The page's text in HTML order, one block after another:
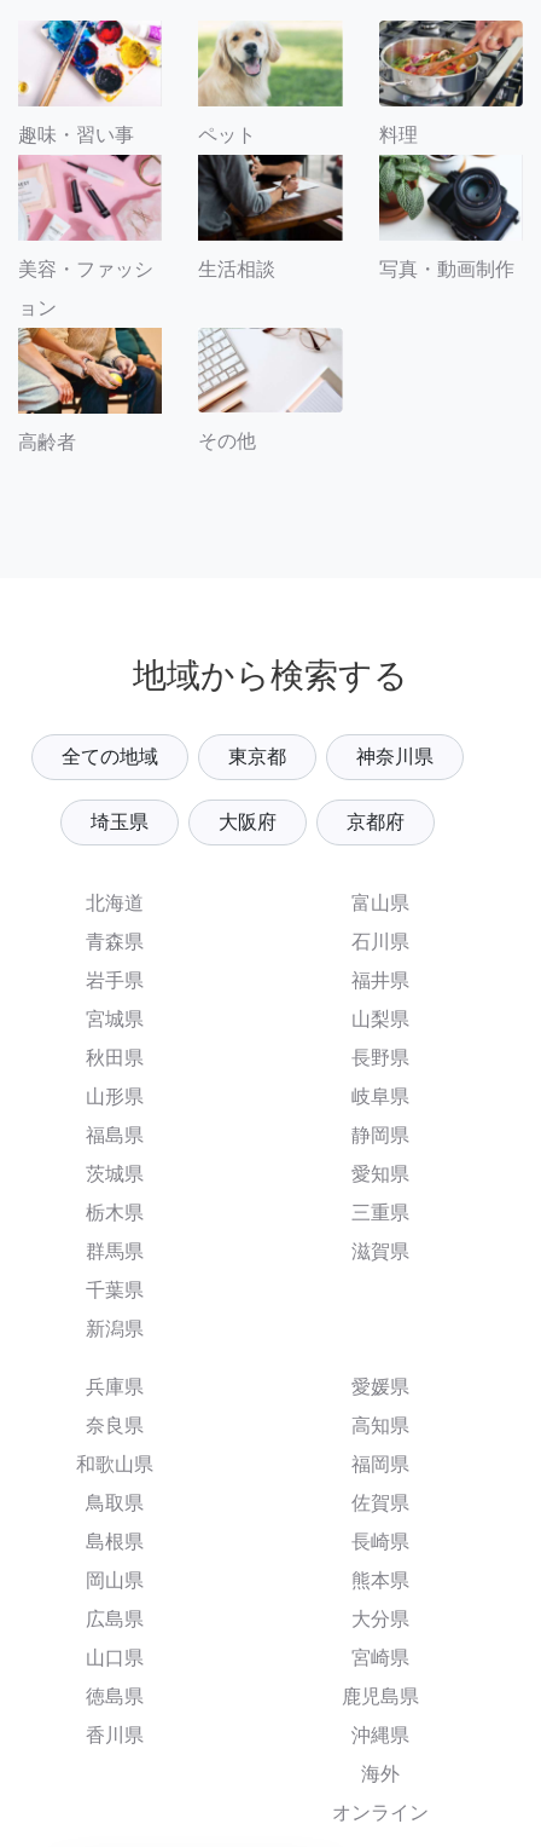
趣味・習い事 ペット 料理
美容・ファッシ
ョン
生活相談 写真・動画制作
高齢者 その他
地域から検索する
全ての地域 東京都 神奈川県
埼玉県 大阪府 京都府
北海道
青森県
岩手県
宮城県
秋田県
山形県
福島県
茨城県
栃木県
群馬県
千葉県
新潟県
富山県
石川県
福井県
山梨県
長野県
岐阜県
静岡県
愛知県
三重県
滋賀県
兵庫県
奈良県
和歌山県
鳥取県
島根県
岡山県
広島県
山口県
徳島県
香川県
愛媛県
高知県
福岡県
佐賀県
長崎県
熊本県
大分県
宮崎県
鹿児島県
沖縄県
海外
オンライン